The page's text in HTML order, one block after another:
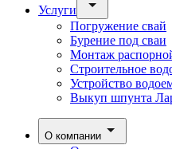
Услуги
Погружение свай
Бурение под сваи
Монтаж
Строительное
Устройство
Выкуп шпунта
О компании